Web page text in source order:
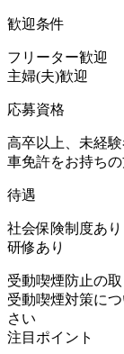
歓迎条件
フリーター歓迎
主婦(夫)歓迎
応募資格
高卒以上、未経
車免許をお持ち
待遇
社会保険制度あり
研修あり
受動喫煙防止の
受動喫煙対策に
さい
注目ポイント